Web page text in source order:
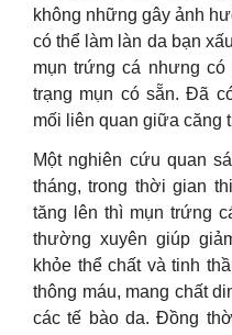
không những gây ảnh
có thể làm làn da bạn
mụn trứng cá nhưng có
trạng mụn có sẵn. Đã
mối liên quan giữa căng
Một nghiên cứu quan
tháng, trong thời gian
tăng lên thì mụn trứng
thường xuyên giúp
khỏe thể chất và tinh
thông máu, mang chất
các tế bào da. Đồng